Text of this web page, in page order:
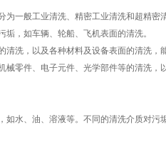
一般工业清洗、精密工业清洗和超精密
，如车辆、轮船、飞机表面的清洗。
洗，以及各种材料及设备表面的清洗，
零件、电子元件、光学部件等的清洗，
水、油、溶液等。不同的清洗介质对污